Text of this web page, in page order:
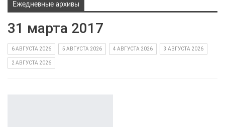
Ежедневные архивы
31 марта 2017
6 АВГУСТА 2026 5 АВГУСТА 2026 4 АВГУСТА 2026 3 АВГУСТА 2026
2 АВГУСТА 2026